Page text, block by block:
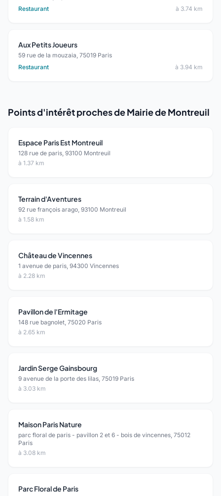
Restaurant
à 3.74 km
Aux Petits Joueurs
59 rue de la mouzaia, 75019 Paris
Restaurant
à 3.94 km
Points d'intérêt proches de Mairie de Montreuil
Espace Paris Est Montreuil
128 rue de paris, 93100 Montreuil
à 1.37 km
Terrain d'Aventures
92 rue françois arago, 93100 Montreuil
à 1.58 km
Château de Vincennes
1 avenue de paris, 94300 Vincennes
à 2.28 km
Pavillon de l'Ermitage
148 rue bagnolet, 75020 Paris
à 2.65 km
Jardin Serge Gainsbourg
9 avenue de la porte des lilas, 75019 Paris
à 3.03 km
Maison Paris Nature
parc floral de paris - pavillon 2 et 6 - bois de vincennes, 75012
Paris
à 3.08 km
Parc Floral de Paris